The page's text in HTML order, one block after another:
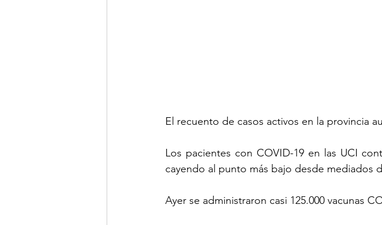
El recuento de casos activos en la provincia
Los pacientes con COVID-19 en las UCI
cayendo al punto más bajo desde mediados
Ayer se administraron casi 125.000 vacunas